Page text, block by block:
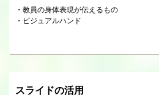
教員の身体表現が伝えるもの
ビジュアルハンド
スライドの活用